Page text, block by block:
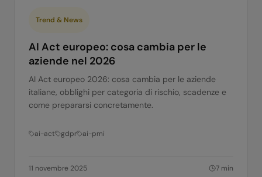
Trend & News
AI Act europeo: cosa cambia per le
aziende nel 2026
AI Act europeo 2026: cosa cambia per le aziende
italiane, obblighi per categoria di rischio, scadenze e
come prepararsi concretamente.
ai-act gdpr ai-pmi
11 novembre 2025 7 min